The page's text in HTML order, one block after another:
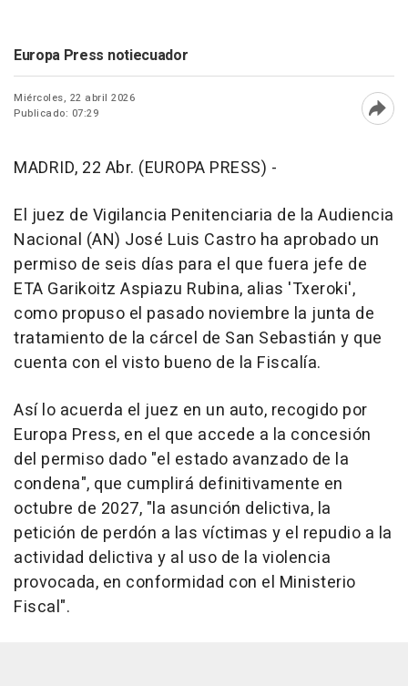
Europa Press notiecuador
Miércoles, 22 abril 2026
Publicado: 07:29
MADRID, 22 Abr. (EUROPA PRESS) -
El juez de Vigilancia Penitenciaria de la Audiencia
Nacional (AN) José Luis Castro ha aprobado un
permiso de seis días para el que fuera jefe de
ETA Garikoitz Aspiazu Rubina, alias 'Txeroki',
como propuso el pasado noviembre la junta de
tratamiento de la cárcel de San Sebastián y que
cuenta con el visto bueno de la Fiscalía.
Así lo acuerda el juez en un auto, recogido por
Europa Press, en el que accede a la concesión
del permiso dado "el estado avanzado de la
condena", que cumplirá definitivamente en
octubre de 2027, "la asunción delictiva, la
petición de perdón a las víctimas y el repudio a la
actividad delictiva y al uso de la violencia
provocada, en conformidad con el Ministerio
Fiscal".